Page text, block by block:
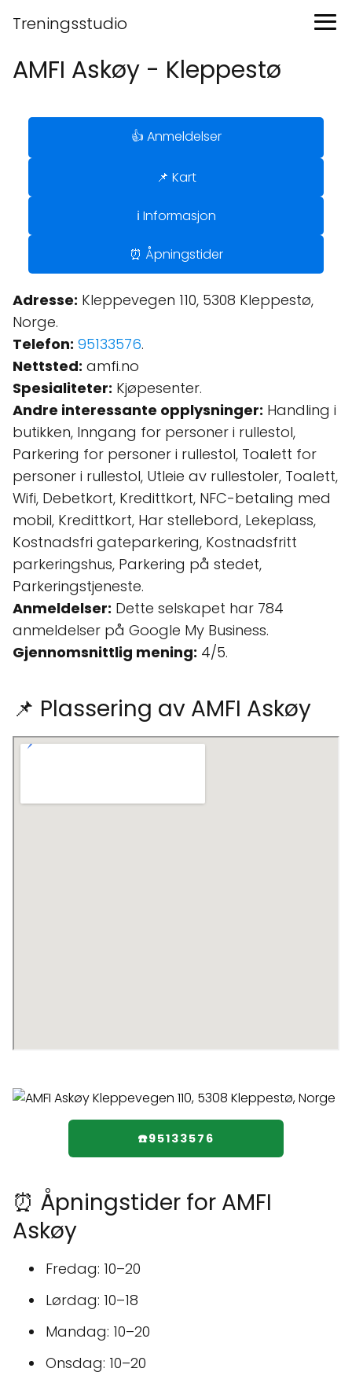
Treningsstudio
AMFI Askøy - Kleppestø
👍 Anmeldelser
📌 Kart
ℹ️ Informasjon
⏰ Åpningstider
Adresse: Kleppevegen 110, 5308 Kleppestø,
Norge.
Telefon: 95133576.
Nettsted: amfi.no
Spesialiteter: Kjøpesenter.
Andre interessante opplysninger: Handling i
butikken, Inngang for personer i rullestol,
Parkering for personer i rullestol, Toalett for
personer i rullestol, Utleie av rullestoler, Toalett,
Wifi, Debetkort, Kredittkort, NFC-betaling med
mobil, Kredittkort, Har stellebord, Lekeplass,
Kostnadsfri gateparkering, Kostnadsfritt
parkeringshus, Parkering på stedet,
Parkeringstjeneste.
Anmeldelser: Dette selskapet har 784
anmeldelser på Google My Business.
Gjennomsnittlig mening: 4/5.
📌 Plassering av AMFI Askøy
☎️95133576
⏰ Åpningstider for AMFI
Askøy
Fredag: 10–20
Lørdag: 10–18
Mandag: 10–20
Onsdag: 10–20